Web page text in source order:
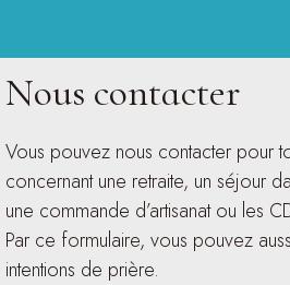
Nous contacter
Vous pouvez nous contacter pour
concernant une retraite, un séjour
une commande d’artisanat ou les
Par ce formulaire, vous pouvez
intentions de prière.